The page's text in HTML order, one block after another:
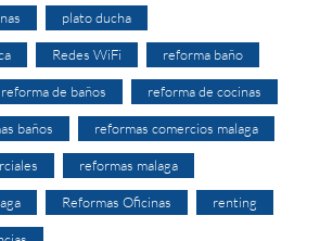
plato ducha
Redes WiFi reforma baño
reforma de baños reforma de cocinas
baños reformas comercios malaga
reformas malaga
Reformas Oficinas renting